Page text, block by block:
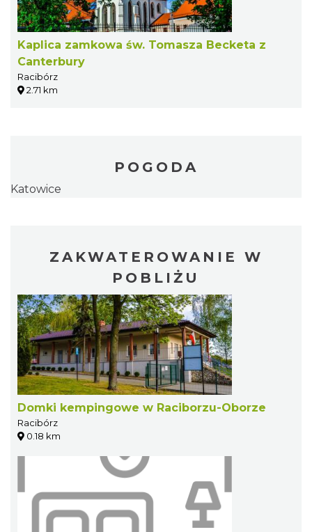
Kaplica zamkowa św. Tomasza Becketa z
Canterbury
Racibórz
2.71 km
POGODA
Katowice
ZAKWATEROWANIE W
POBLIŻU
Domki kempingowe w Raciborzu-Oborze
Racibórz
0.18 km